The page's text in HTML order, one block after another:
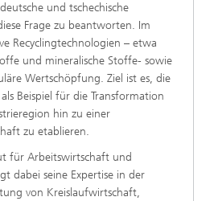
und tschechische
Frage zu beantworten. Im
Recyclingtechnologien – etwa
und mineralische Stoffe- sowie
Wertschöpfung. Ziel ist es, die
Beispiel für die Transformation
hin zu einer
zu etablieren.
für Arbeitswirtschaft und
dabei seine Expertise in der
von Kreislaufwirtschaft,